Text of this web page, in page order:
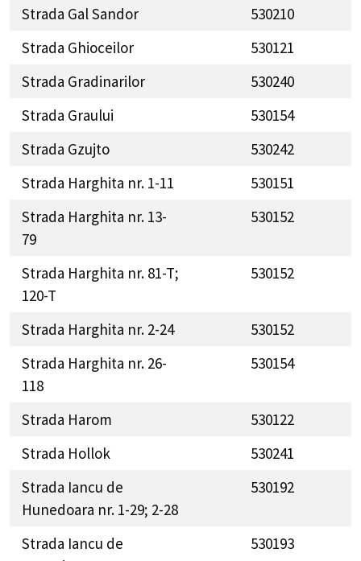
Strada Gal Sandor
530210
Strada Ghioceilor
530121
Strada Gradinarilor
530240
Strada Graului
530154
Strada Gzujto
530242
Strada Harghita nr. 1-11
530151
Strada Harghita nr. 13-
79
530152
Strada Harghita nr. 81-T;
120-T
530152
Strada Harghita nr. 2-24
530152
Strada Harghita nr. 26-
118
530154
Strada Harom
530122
Strada Hollok
530241
Strada Iancu de
Hunedoara nr. 1-29; 2-28
530192
Strada Iancu de
530193